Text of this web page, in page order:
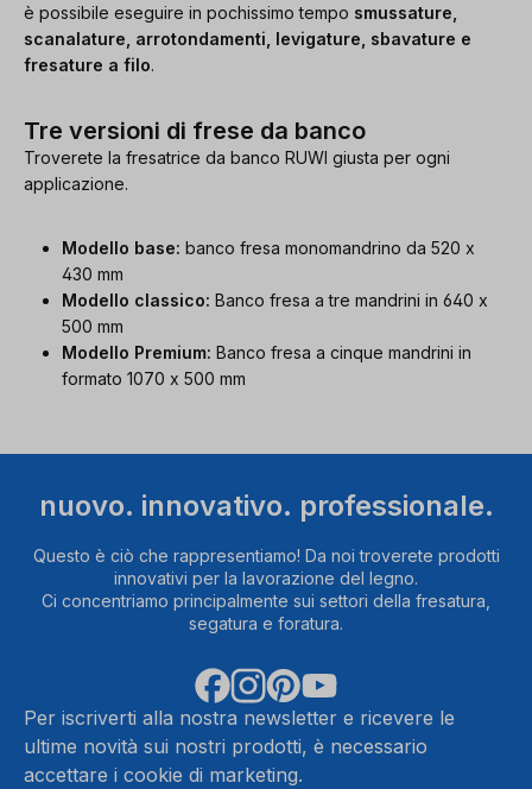
è possibile eseguire in pochissimo tempo smussature,
scanalature, arrotondamenti, levigature, sbavature e
fresature a filo.
Tre versioni di frese da banco
Troverete la fresatrice da banco RUWI giusta per ogni
applicazione.
Modello base: banco fresa monomandrino da 520 x
430 mm
Modello classico: Banco fresa a tre mandrini in 640 x
500 mm
Modello Premium: Banco fresa a cinque mandrini in
formato 1070 x 500 mm
nuovo. innovativo. professionale.
Questo è ciò che rappresentiamo! Da noi troverete prodotti
innovativi per la lavorazione del legno.
Ci concentriamo principalmente sui settori della fresatura,
segatura e foratura.
Per iscriverti alla nostra newsletter e ricevere le
ultime novità sui nostri prodotti, è necessario
accettare i cookie di marketing.